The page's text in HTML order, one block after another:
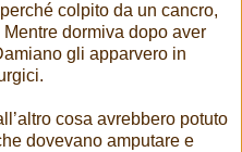
colpito da un cancro,
dormiva dopo aver
gli apparvero in
cosa avrebbero potuto
dovevano amputare e